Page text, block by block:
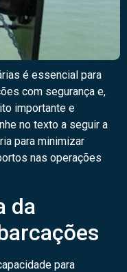
é essencial para
com segurança e,
importante e
no texto a seguir a
para minimizar
nas operações
da
para